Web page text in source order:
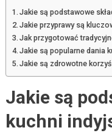
Jakie są podstawowe
Jakie przyprawy są
Jak przygotować
Jakie są popularne dania
Jakie są zdrowotne
Jakie są
kuchni